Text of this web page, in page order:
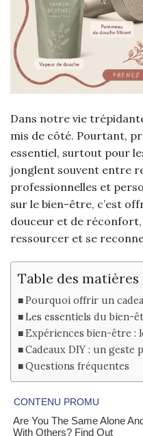
Dans notre vie
mis de côté. Pourtant,
essentiel, surtout pour
jonglent souvent entre
professionnelles et
sur le bien-être, c’est
douceur et de
ressourcer et se
Table des matières
Pourquoi offrir un
Les essentiels du bien-
Expériences bien-être :
Cadeaux DIY : un geste
Questions fréquentes